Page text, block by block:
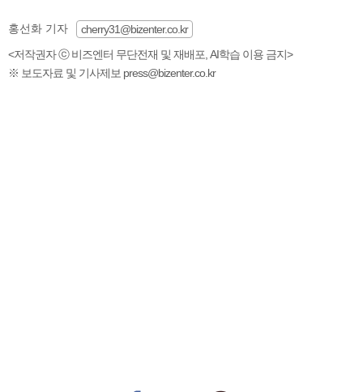
홍선화 기자
cherry31@bizenter.co.kr
<저작권자 ⓒ 비즈엔터 무단전재 및 재배포, AI학습 이용 금지>
※ 보도자료 및 기사제보 press@bizenter.co.kr